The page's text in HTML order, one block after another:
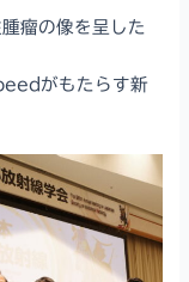
瘤の像を呈した
がもたらす新